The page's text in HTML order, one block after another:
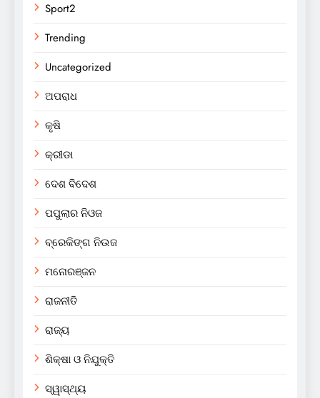
Sport2
Trending
Uncategorized
ଅପରାଧ
କୃଷି
କ୍ରୀଡା
ଦେଶ ବିଦେଶ
ପପୁଲାର ନିଓଜ
ବ୍ରେକିଙ୍ଗ ନିଉଜ
ମନୋରଞ୍ଜନ
ରାଜନୀତି
ରାଜ୍ୟ
ଶିକ୍ଷା ଓ ନିଯୁକ୍ତି
ସ୍ୱାସ୍ଥ୍ୟ